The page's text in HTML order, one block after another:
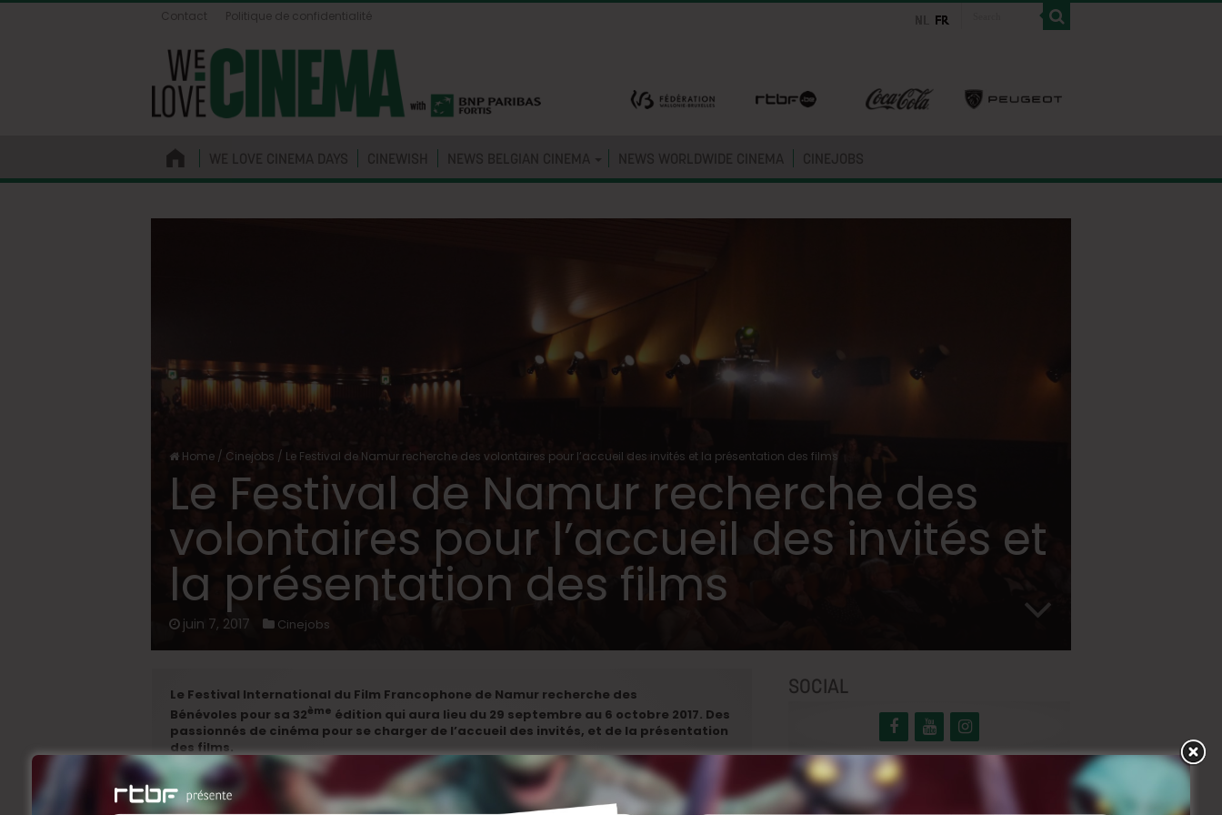
Contact Politique de confidentialité
WE LOVE CINEMA DAYS CINEWISH NEWS BELGIAN CINEMA NEWS WORLDWIDE CINEMA CINEJOBS
Home / Cinejobs / Le Festival de Namur recherche des volontaires pour l’accueil des invités et la présentation des films
Le Festival de Namur recherche des
volontaires pour l’accueil des invités et
la présentation des films
juin 7, 2017 Cinejobs
Le Festival International du Film Francophone de Namur recherche des
Bénévoles pour sa 32ème édition qui aura lieu du 29 septembre au 6 octobre 2017. Des
passionnés de cinéma pour se charger de l’accueil des invités, et de la présentation
des films.
Accueil des invités
SOCIAL